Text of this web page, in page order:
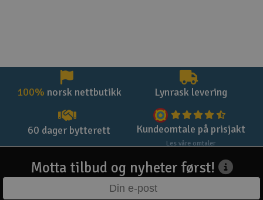
100% norsk nettbutikk Lynrask levering
60 dager bytterett Kundeomtale på prisjakt
Les våre omtaler
Motta tilbud og nyheter først!